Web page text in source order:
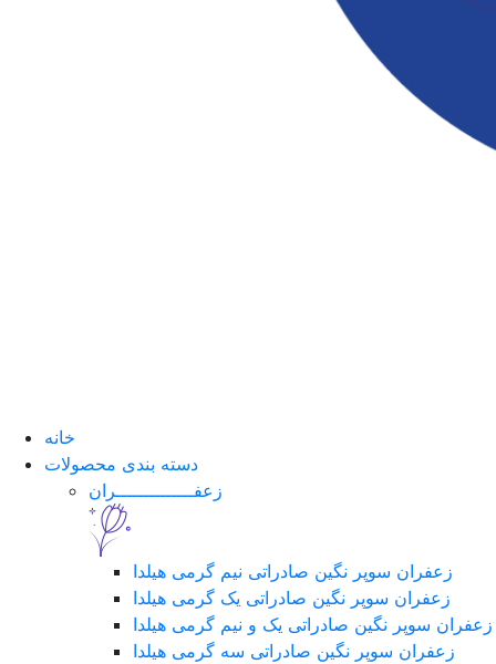
خانه
دسته بندی محصولات
زعفــــــــــــــران
زعفران سوپر نگین صادراتی نیم گرمی هیلدا
زعفران سوپر نگین صادراتی یک گرمی هیلدا
زعفران سوپر نگین صادراتی یک و نیم گرمی هیلدا
زعفران سوپر نگین صادراتی سه گرمی هیلدا